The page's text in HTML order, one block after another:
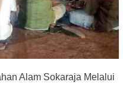
Alam Sokaraja Melalui